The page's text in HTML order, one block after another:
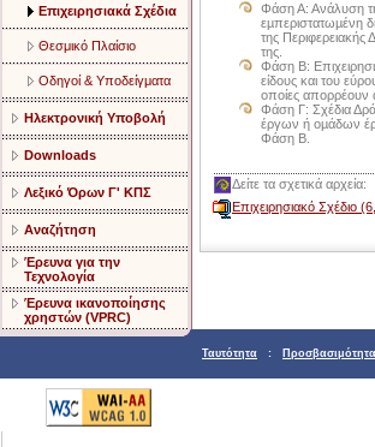
Επιχειρησιακά Σχέδια
Θεσμικό Πλαίσιο
Οδηγοί & Υποδείγματα
Ηλεκτρονική Υποβολή
Downloads
Λεξικό Όρων Γ' ΚΠΣ
Αναζήτηση
Έρευνα για την
Τεχνολογία
Έρευνα ικανοποίησης
χρηστών (VPRC)
Φάση Α: Ανάλυση
εµπεριστατωµένη
της Περιφερειακής
της.
Φάση Β:
είδους και του
οποίες απορρέουν
Φάση Γ: Σχέδια
έργων ή οµάδων
Φάση Β.
Δείτε τα σχετικά αρχεία:
Επιχειρησιακό Σχέδιο
Ταυτότητα : Προσβασιμότητα